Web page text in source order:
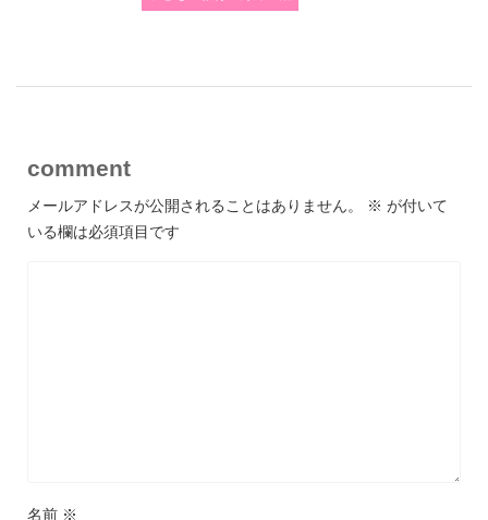
comment
メールアドレスが公開されることはありません。 ※ が付いて
いる欄は必須項目です
名前 ※